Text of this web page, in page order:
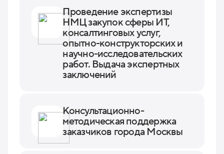
Проведение экспертизы
НМЦ закупок сферы ИТ,
консалтинговых услуг,
опытно-конструкторских и
научно-исследовательских
работ. Выдача экспертных
заключений
Консультационно-
методическая поддержка
заказчиков города Москвы